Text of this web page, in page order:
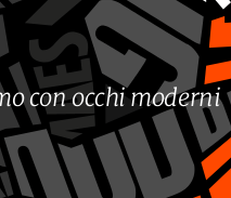
con occhi moderni